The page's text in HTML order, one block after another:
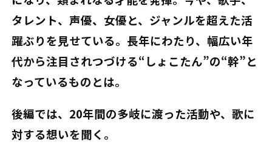
タレント、声優、女優と、ジャンルを超えた活
躍ぶりを見せている。長年にわたり、幅広い年
代から注目されつづける“しょこたん”の“幹”と
なっているものとは。
後編では、20年間の多岐に渡った活動や、歌に
対する想いを聞く。